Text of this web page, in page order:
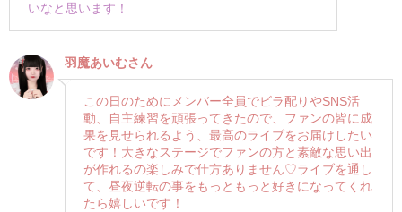
いなと思います！
羽魔あいむさん
この日のためにメンバー全員でビラ配りやSNS活
動、自主練習を頑張ってきたので、ファンの皆に成
果を見せられるよう、最高のライブをお届けしたい
です！大きなステージでファンの方と素敵な思い出
が作れるの楽しみで仕方ありません♡ライブを通し
て、昼夜逆転の事をもっともっと好きになってくれ
たら嬉しいです！